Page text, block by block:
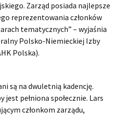
Zarząd posiada najlepsze
reprezentowania członków
tematycznych” – wyjaśnia
Polsko-Niemieckiej Izby
Polska).
są na dwuletnią kadencję.
jest pełniona społecznie. Lars
członkom zarządu,